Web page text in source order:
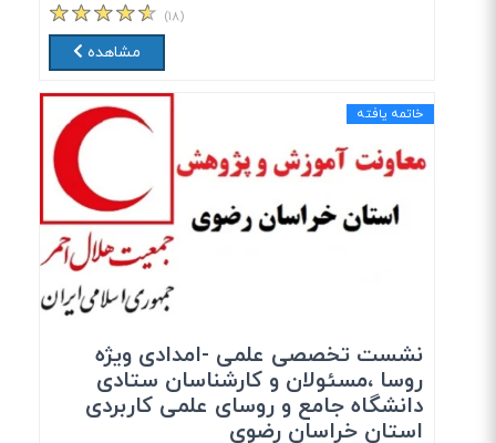
(۱۸)
مشاهده
خاتمه یافته
نشست تخصصی علمی -امدادی ویژه
روسا ،مسئولان و کارشناسان ستادی
دانشگاه جامع و روسای علمی کاربردی
استان خراسان رضوی